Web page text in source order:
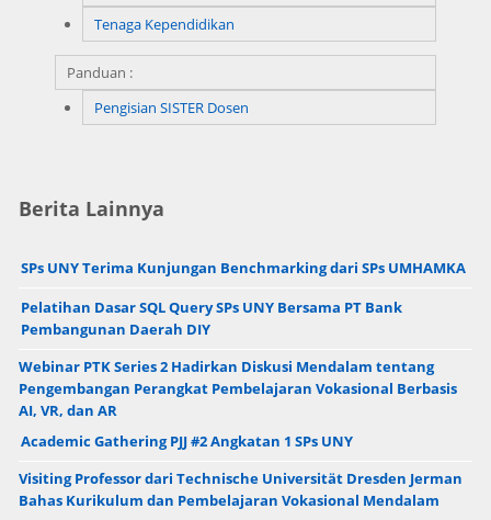
Tenaga Kependidikan
Panduan :
Pengisian SISTER Dosen
Berita Lainnya
SPs UNY Terima Kunjungan Benchmarking dari SPs UMHAMKA
Pelatihan Dasar SQL Query SPs UNY Bersama PT Bank
Pembangunan Daerah DIY
Webinar PTK Series 2 Hadirkan Diskusi Mendalam tentang
Pengembangan Perangkat Pembelajaran Vokasional Berbasis
AI, VR, dan AR
Academic Gathering PJJ #2 Angkatan 1 SPs UNY
Visiting Professor dari Technische Universität Dresden Jerman
Bahas Kurikulum dan Pembelajaran Vokasional Mendalam